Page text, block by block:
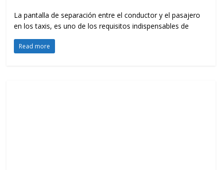
La pantalla de separación entre el conductor y el pasajero
en los taxis, es uno de los requisitos indispensables de
Read more